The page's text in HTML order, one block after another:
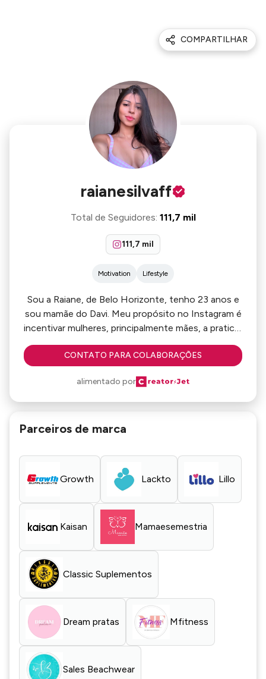
COMPARTILHAR
raianesilvaff
Total de Seguidores: 111,7 mil
111,7 mil
Motivation Lifestyle
Sou a Raiane, de Belo Horizonte, tenho 23 anos e
sou mamãe do Davi. Meu propósito no Instagram é
incentivar mulheres, principalmente mães, a praticar
o autocuidado e cuidar do corpo de dentro pra
fora. Curso nutrição e dou muitas dicas de
minha rotina de dona de casa e mãe, conciliando
tudo e mostrando uma vida real para o público.
CONTATO PARA COLABORAÇÕES
alimentado por
Parceiros de marca
Growth Lackto Lillo
Kaisan Mamaesemestria
Classic Suplementos
Dream pratas Mfitness
Sales Beachwear